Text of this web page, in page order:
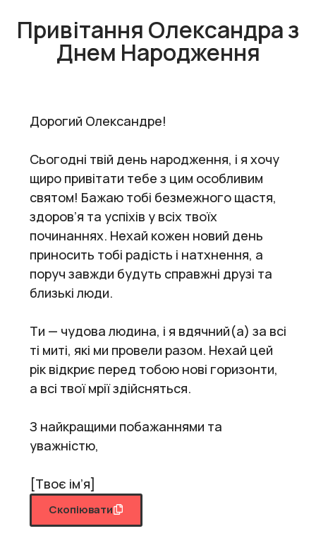
Привітання Олександра з
Днем Народження
Дорогий Олександре!
Сьогодні твій день народження, і я хочу
щиро привітати тебе з цим особливим
святом! Бажаю тобі безмежного щастя,
здоров’я та успіхів у всіх твоїх
починаннях. Нехай кожен новий день
приносить тобі радість і натхнення, а
поруч завжди будуть справжні друзі та
близькі люди.
Ти — чудова людина, і я вдячний(а) за всі
ті миті, які ми провели разом. Нехай цей
рік відкриє перед тобою нові горизонти,
а всі твої мрії здійсняться.
З найкращими побажаннями та
уважністю,
[Твоє ім’я]
Скопіювати